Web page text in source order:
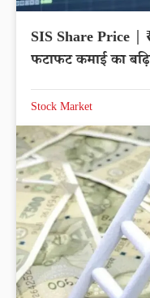
SIS Share Price |
फटाफट कमाई का
Stock Market